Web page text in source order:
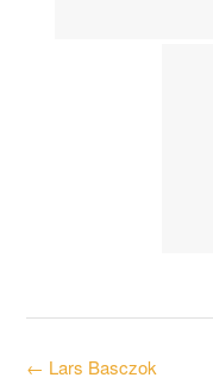
Post
← Lars Basczok